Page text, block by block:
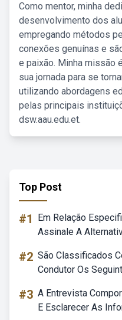
Como mentor, minha
desenvolvimento dos
empregando métodos
conexões genuínas e
e paixão. Minha missão
sua jornada para se
utilizando abordagens
pelas principais
dsw.aau.edu.et.
Top Post
#1
Em Relação
Assinale A
#2 São Classificados
Condutor Os
#3 A Entrevista
E Esclarecer As